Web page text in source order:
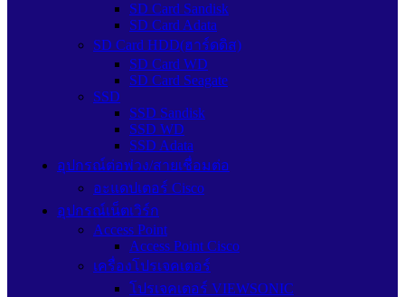
SD Card Sandisk
SD Card Adata
SD Card HDD(ฮาร์ดดิส)
SD Card WD
SD Card Seagate
SSD
SSD Sandisk
SSD WD
SSD Adata
อุปกรณ์ต่อพ่วง/สายเชื่อมต่อ
อะแดปเตอร์ Cisco
อุปกรณ์เน็ตเวิร์ก
Access Point
Access Point Cisco
เครื่องโปรเจคเตอร์
โปรเจคเตอร์ VIEWSONIC